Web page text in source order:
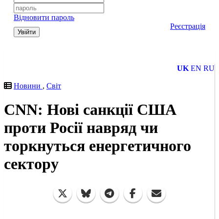
Відновити пароль
Увійти
Реєстрація
UK EN RU
Новини , Світ
CNN: Нові санкції США
проти Росії навряд чи
торкнуться енергетичного
сектору